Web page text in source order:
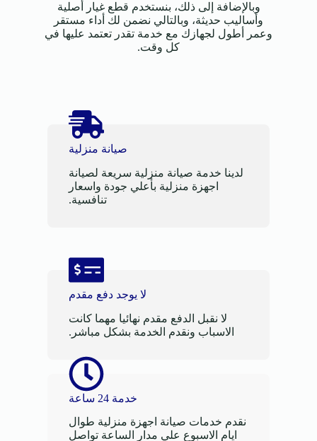
وبالإضافة إلى ذلك، بنستخدم قطع غيار أصلية
وأساليب حديثة، وبالتالي نضمن لك أداء مستقر
وعمر أطول لجهازك مع خدمة تقدر تعتمد عليها في
كل وقت.
صيانة منزلية
لدينا خدمة صيانة منزلية سريعة لصيانة
اجهزة منزلية بأعلي جودة واسعار
تنافسية.
لا يوجد دفع مقدم
لا نقبل الدفع مقدم نهائيا مهما كانت
الاسباب ونقدم الخدمة بشكل مباشر.
خدمة 24 ساعة
نقدم خدمات صيانة اجهزة منزلية طوال
ايام الاسبوع علي مدار الساعة تواصل